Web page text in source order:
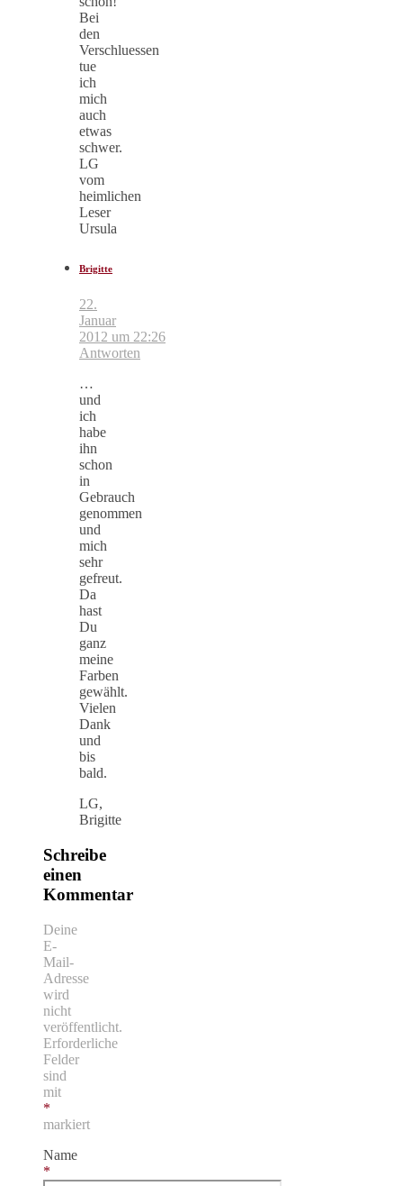
Bei
den
Verschluessen
tue
ich
mich
auch
etwas
schwer.
LG
vom
heimlichen
Leser
Ursula
Brigitte
22.
Januar
2012 um 22:26
Antworten
…
und
ich
habe
ihn
schon
in
Gebrauch
genommen
und
mich
sehr
gefreut.
Da
hast
Du
ganz
meine
Farben
gewählt.
Vielen
Dank
und
bis
bald.
LG,
Brigitte
Schreibe
einen
Kommentar
Deine
E-
Mail-
Adresse
wird
nicht
veröffentlicht.
Erforderliche
Felder
sind
mit
*
markiert
Name
*